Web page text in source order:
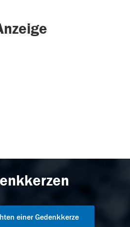
einer Gedenkkerze